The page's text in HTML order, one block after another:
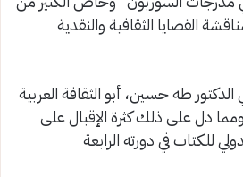
القضايا الثقافية والنقدية
طه حسين، أبو الثقافة العربية
دل على ذلك كثرة الإقبال على
للكتاب في دورته الرابعة